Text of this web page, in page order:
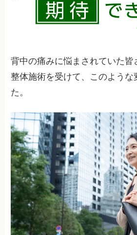
背中の痛みに悩まされていた
整体施術を受けて、このような
た。